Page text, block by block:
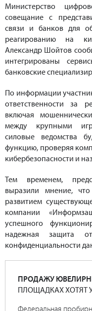
Министерство
совещание с
связи и банков для
реагированию на
Александр Шойтов
интегрированы
банковские
По информации
ответственности за
включая
между крупными
силовые ведомства
функцию, проверяя
кибербезопасности и
Тем временем,
выразили мнение,
развитием
компании
успешного
надежная защита
конфиденциальности
ПРОДАЖУ
ПЛОЩАДКАХ ХОТЯТ
Федеральная